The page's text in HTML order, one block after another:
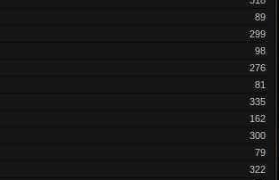
89
299
98
276
81
335
162
300
79
322